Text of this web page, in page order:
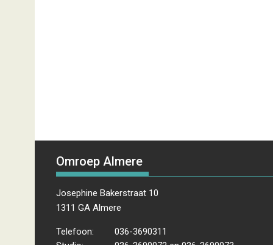
Omroep Almere
Josephine Bakerstraat 10
1311 GA Almere
Telefoon:
036-3690311